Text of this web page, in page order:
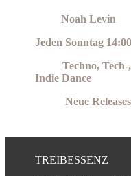
Host:Noah Levin
Jeden Sonntag
Style:Techno, Tech-
Indie Dance
Inhalt:Neue
TREIBESSENZ